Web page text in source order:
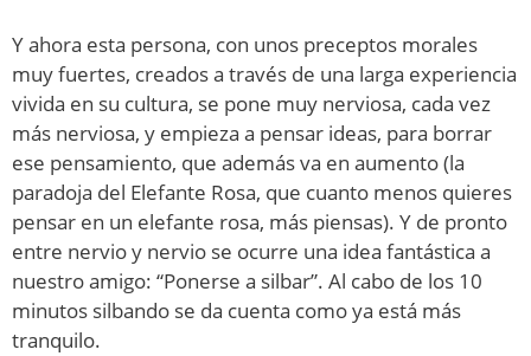
Y ahora esta persona, con unos preceptos morales
muy fuertes, creados a través de una larga experiencia
vivida en su cultura, se pone muy nerviosa, cada vez
más nerviosa, y empieza a pensar ideas, para borrar
ese pensamiento, que además va en aumento (la
paradoja del Elefante Rosa, que cuanto menos quieres
pensar en un elefante rosa, más piensas). Y de pronto
entre nervio y nervio se ocurre una idea fantástica a
nuestro amigo: “Ponerse a silbar”. Al cabo de los 10
minutos silbando se da cuenta como ya está más
tranquilo.